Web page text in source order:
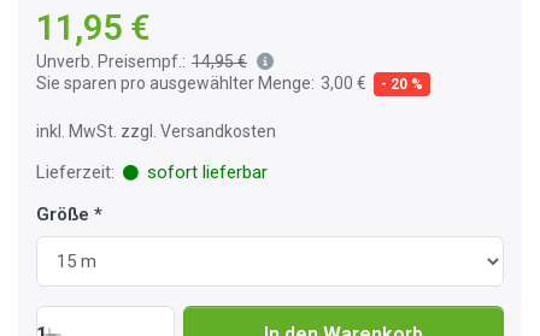
11,95 €
Unverb. Preisempf.: 14,95 €
Sie sparen pro ausgewählter Menge: 3,00 € - 20 %
inkl. MwSt. zzgl. Versandkosten
Lieferzeit:
sofort lieferbar
Größe